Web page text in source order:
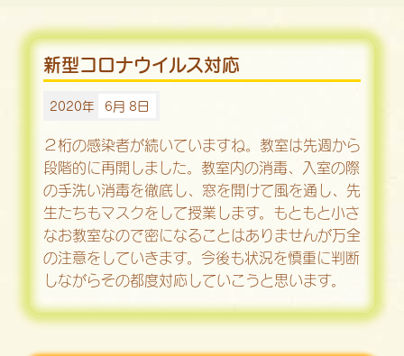
新型コロナウイルス対応
2020年 6月 8日
２桁の感染者が続いていますね。教室は先週から
段階的に再開しました。教室内の消毒、入室の際
の手洗い消毒を徹底し、窓を開けて風を通し、先
生たちもマスクをして授業します。もともと小さ
なお教室なので密になることはありませんが万全
の注意をしていきます。今後も状況を慎重に判断
しながらその都度対応していこうと思います。